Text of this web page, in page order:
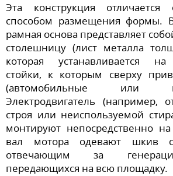
Эта конструкция отличается
способом размещения формы.
рамная основа представляет
столешницу (лист металла
которая устанавливается на
стойки, к которым сверху
(автомобильные или
Электродвигатель
строя или неиспользуемой
монтируют непосредственно
вал мотора одевают шкив с
отвечающим за
передающихся на всю площадку.